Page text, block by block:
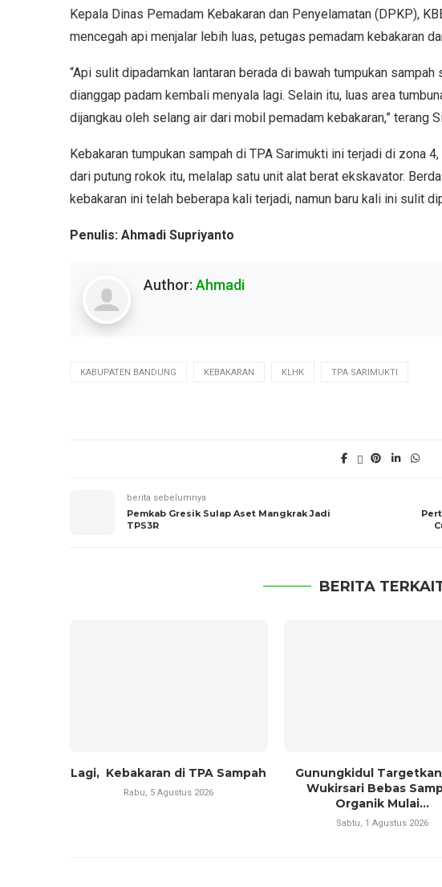
Kepala Dinas Pemadam Kebakaran dan Penyelamatan (DPKP),
mencegah api menjalar lebih luas, petugas pemadam kebakaran
“Api sulit dipadamkan lantaran berada di bawah tumpukan
dianggap padam kembali menyala lagi. Selain itu, luas area
dijangkau oleh selang air dari mobil pemadam kebakaran,” terang
Kebakaran tumpukan sampah di TPA Sarimukti ini terjadi di zona
dari putung rokok itu, melalap satu unit alat berat ekskavator.
kebakaran ini telah beberapa kali terjadi, namun baru kali ini sulit
Penulis: Ahmadi Supriyanto
Author: Ahmadi
KABUPATEN BANDUNG KEBAKARAN KLHK TPA SARIMUKTI
berita sebelumnya
Pemkab Gresik Sulap Aset Mangkrak Jadi
TPS3R
BERITA
Lagi, Kebakaran di TPA Sampah
Rabu, 5 Agustus 2026
Gunungkidul
Wukirsari Bebas
Organik Mulai...
Sabtu, 1 Agustus 2026